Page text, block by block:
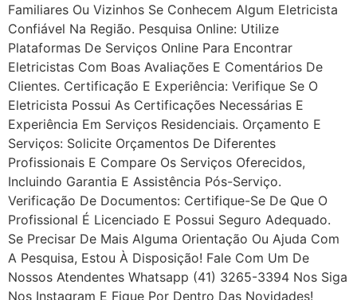
Familiares Ou Vizinhos Se Conhecem Algum Eletricista
Confiável Na Região. Pesquisa Online: Utilize
Plataformas De Serviços Online Para Encontrar
Eletricistas Com Boas Avaliações E Comentários De
Clientes. Certificação E Experiência: Verifique Se O
Eletricista Possui As Certificações Necessárias E
Experiência Em Serviços Residenciais. Orçamento E
Serviços: Solicite Orçamentos De Diferentes
Profissionais E Compare Os Serviços Oferecidos,
Incluindo Garantia E Assistência Pós-Serviço.
Verificação De Documentos: Certifique-Se De Que O
Profissional É Licenciado E Possui Seguro Adequado.
Se Precisar De Mais Alguma Orientação Ou Ajuda Com
A Pesquisa, Estou À Disposição! Fale Com Um De
Nossos Atendentes Whatsapp (41) 3265-3394 Nos Siga
Nos Instagram E Fique Por Dentro Das Novidades!